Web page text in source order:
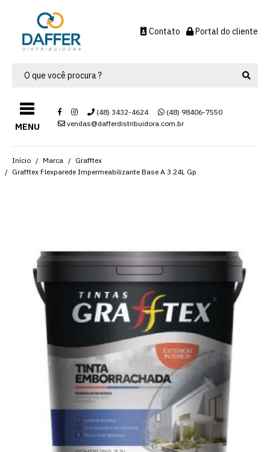
Contato Portal do cliente
MENU
(48) 3432-4624
(48) 98406-7550
vendas@dafferdistribuidora.com.br
Início Marca
Grafftex
Grafftex Flexparede Impermeabilizante Base A 3.24L Gp